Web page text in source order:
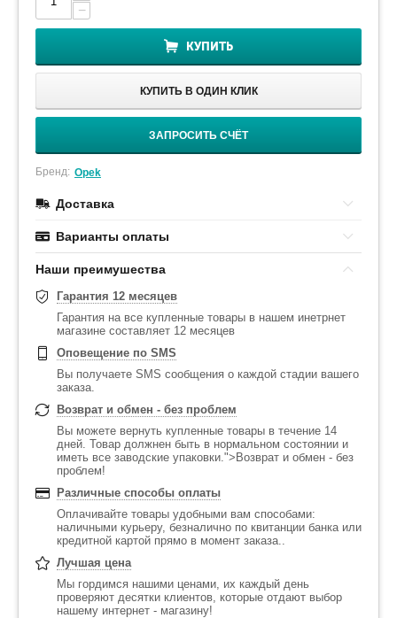
−
КУПИТЬ
КУПИТЬ В ОДИН КЛИК
ЗАПРОСИТЬ СЧЁТ
Бренд: Opek
Доставка
Варианты оплаты
Наши преимушества
Гарантия 12 месяцев
Гарантия на все купленные товары в нашем инетрнет
магазине составляет 12 месяцев
Оповещение по SMS
Вы получаете SMS сообщения о каждой стадии вашего
заказа.
Возврат и обмен - без проблем
Вы можете вернуть купленные товары в течение 14
дней. Товар должнен быть в нормальном состоянии и
иметь все заводские упаковки.">Возврат и обмен - без
проблем!
Различные способы оплаты
Оплачивайте товары удобными вам способами:
наличными курьеру, безналично по квитанции банка или
кредитной картой прямо в момент заказа..
Лучшая цена
Мы гордимся нашими ценами, их каждый день
проверяют десятки клиентов, которые отдают выбор
нашему интернет - магазину!